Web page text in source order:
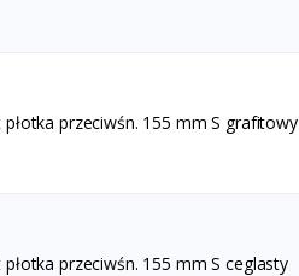
płotka przeciwśn. 155 mm S grafitowy
przeciwśn. 155 mm S ceglasty